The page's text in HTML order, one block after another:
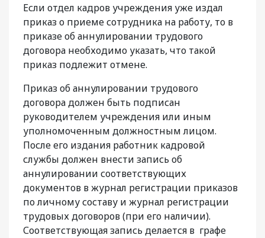
Если отдел кадров учреждения уже издал
приказ о приеме сотрудника на работу, то в
приказе об аннулировании трудового
договора необходимо указать, что такой
приказ подлежит отмене.
Приказ об аннулировании трудового
договора должен быть подписан
руководителем учреждения или иным
уполномоченным должностным лицом.
После его издания работник кадровой
службы должен внести запись об
аннулировании соответствующих
документов в журнал регистрации приказов
по личному составу и журнал регистрации
трудовых договоров (при его наличии).
Соответствующая запись делается в графе